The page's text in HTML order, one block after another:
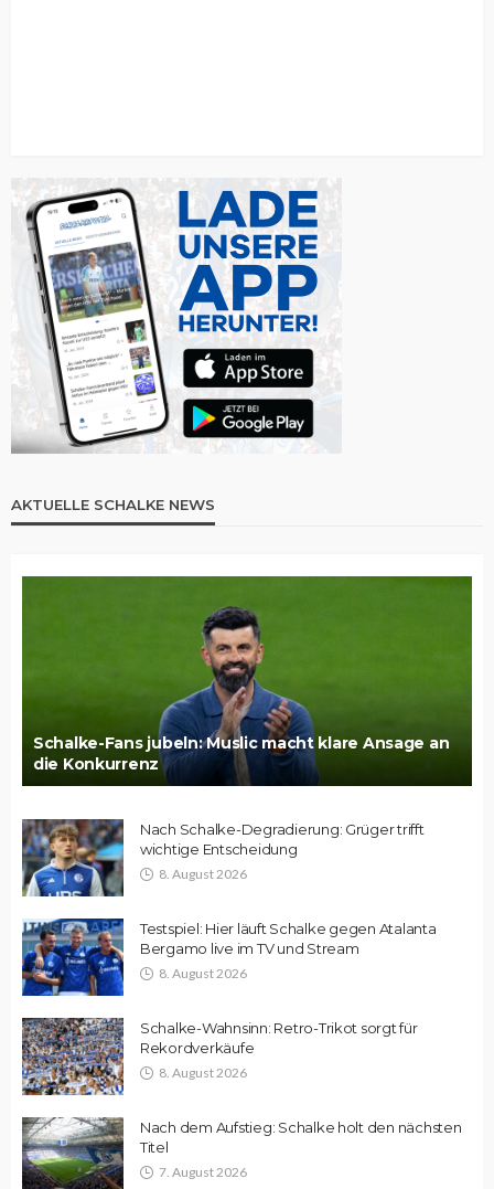
AKTUELLE SCHALKE NEWS
Schalke-Fans jubeln: Muslic macht klare Ansage an
die Konkurrenz
Nach Schalke-Degradierung: Grüger trifft
wichtige Entscheidung
8. August 2026
Testspiel: Hier läuft Schalke gegen Atalanta
Bergamo live im TV und Stream
8. August 2026
Schalke-Wahnsinn: Retro-Trikot sorgt für
Rekordverkäufe
8. August 2026
Nach dem Aufstieg: Schalke holt den nächsten
Titel
7. August 2026